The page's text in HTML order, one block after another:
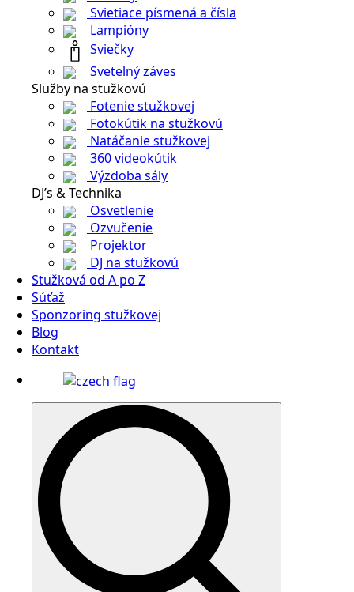
Svietiace písmená a čísla
Lampióny
Sviečky
Svetelný záves
Služby na stužkovú
Fotenie stužkovej
Fotokútik na stužkovú
Natáčanie stužkovej
360 videokútik
Výzdoba sály
DJ’s & Technika
Osvetlenie
Ozvučenie
Projektor
DJ na stužkovú
Stužková od A po Z
Súťaž
Sponzoring stužkovej
Blog
Kontakt